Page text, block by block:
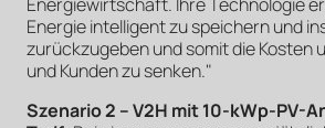
Energie intelligent zu speichern und
zurückzugeben und somit die Kosten
und Kunden zu senken."
Szenario 2 – V2H mit 10-kWp-PV-